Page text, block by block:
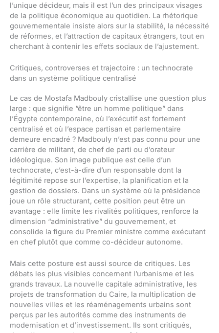
l’unique décideur, mais il est l’un des principaux visages
de la politique économique au quotidien. La rhétorique
gouvernementale insiste alors sur la stabilité, la nécessité
de réformes, et l’attraction de capitaux étrangers, tout en
cherchant à contenir les effets sociaux de l’ajustement.
Critiques, controverses et trajectoire : un technocrate
dans un système politique centralisé
Le cas de Mostafa Madbouly cristallise une question plus
large : que signifie “être un homme politique” dans
l’Égypte contemporaine, où l’exécutif est fortement
centralisé et où l’espace partisan et parlementaire
demeure encadré ? Madbouly n’est pas connu pour une
carrière de militant, de chef de parti ou d’orateur
idéologique. Son image publique est celle d’un
technocrate, c’est-à-dire d’un responsable dont la
légitimité repose sur l’expertise, la planification et la
gestion de dossiers. Dans un système où la présidence
joue un rôle structurant, cette position peut être un
avantage : elle limite les rivalités politiques, renforce la
dimension “administrative” du gouvernement, et
consolide la figure du Premier ministre comme exécutant
en chef plutôt que comme co-décideur autonome.
Mais cette posture est aussi source de critiques. Les
débats les plus visibles concernent l’urbanisme et les
grands travaux. La nouvelle capitale administrative, les
projets de transformation du Caire, la multiplication de
nouvelles villes et les réaménagements urbains sont
perçus par les autorités comme des instruments de
modernisation et d’investissement. Ils sont critiqués,